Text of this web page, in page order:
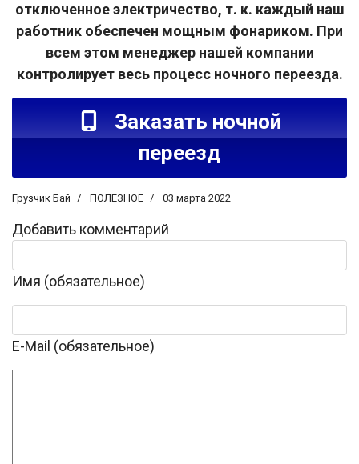
отключенное электричество, т. к. каждый наш
работник обеспечен мощным фонариком. При
всем этом менеджер нашей компании
контролирует весь процесс ночного переезда.
Заказать ночной
переезд
Грузчик Бай ПОЛЕЗНОЕ 03 марта 2022
Добавить комментарий
Имя (обязательное)
E-Mail (обязательное)